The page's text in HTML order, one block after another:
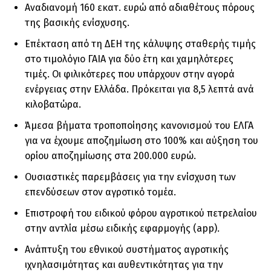
Αναδιανομή 160 εκατ. ευρώ από αδιαθέτους πόρους
της βασικής ενίσχυσης.
Επέκταση από τη ΔΕΗ της κάλυψης σταθερής τιμής
στο τιμολόγιο ΓΑΙΑ για δύο έτη και χαμηλότερες
τιμές. Οι φιλικότερες που υπάρχουν στην αγορά
ενέργειας στην Ελλάδα. Πρόκειται για 8,5 λεπτά ανά
κιλοβατώρα.
Άμεσα βήματα τροποποίησης κανονισμού του ΕΛΓΑ
για να έχουμε αποζημίωση στο 100% και αύξηση του
ορίου αποζημίωσης στα 200.000 ευρώ.
Ουσιαστικές παρεμβάσεις για την ενίσχυση των
επενδύσεων στον αγροτικό τομέα.
Επιστροφή του ειδικού φόρου αγροτικού πετρελαίου
στην αντλία μέσω ειδικής εφαρμογής (app).
Ανάπτυξη του εθνικού συστήματος αγροτικής
ιχνηλασιμότητας και αυθεντικότητας για την